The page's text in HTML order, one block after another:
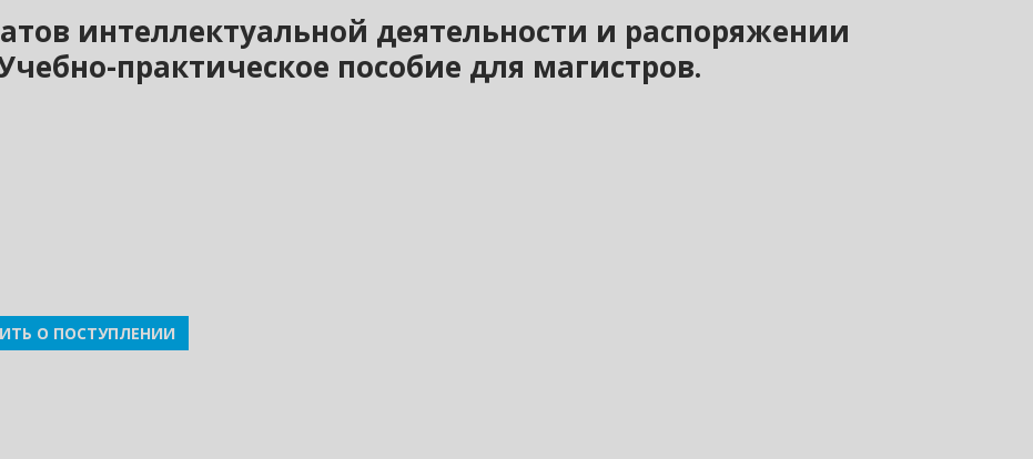
интеллектуальной деятельности и распоряжении
практическое пособие для магистров.
О ПОСТУПЛЕНИИ